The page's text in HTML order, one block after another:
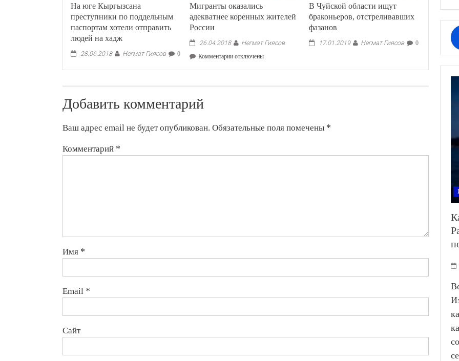
На юге Кыргызсана
преступники по поддельным
паспортам хотели отправить
людей на хадж
28.06.2018 Негмат Гиясов 0
Мигранты оказались
адекватнее коренных жителей
России
26.04.2018 Негмат Гиясов
Комментариикотключены
В Чуйской области ищут
браконьеров, отстреливавших
фазанов
17.01.2019 Негмат Гиясов 0
Добавить комментарий
Ваш адрес email не будет опубликован. Обязательные поля помечены *
Комментарий *
Имя *
Email *
Сайт